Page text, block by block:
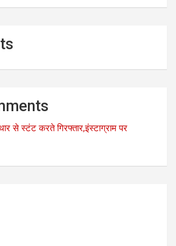
से स्टंट करते गिरफ्तार,इंस्टाग्राम पर